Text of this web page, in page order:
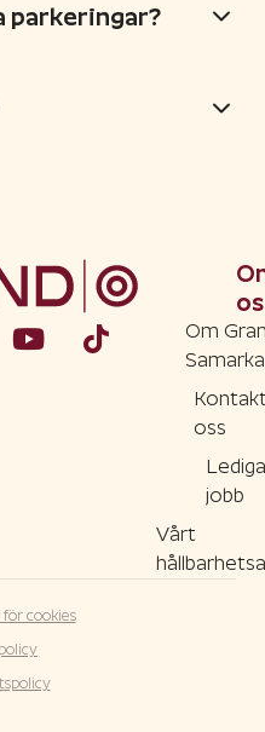
parkeringar?
Om
oss
Lediga
jobb
Vårt
cookies